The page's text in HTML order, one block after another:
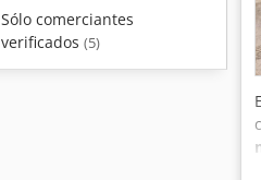
Sólo comerciantes
verificados (5)